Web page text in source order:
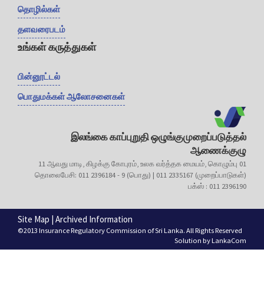
தொழில்கள்
தளவரைபடம்
உங்கள் கருத்துகள்
பின்னூட்டல்
பொதுமக்கள் ஆலோசனைகள்
இலங்கை காப்புறுதி ஒழுங்குமுறைப்படுத்தல்
ஆணைக்குழு
11 ஆவது மாடி, கிழக்கு கோபுரம், உலக வர்த்தக மையம், கொழும்பு 01
தொலைபேசி: 011 2396184 - 9 (பொது) | 011 2335167 (முறைப்பாடுகள்)
பக்ஸ் : 011 2396190
Site Map Archived Information
©2013 Insurance Regulatory Commission of Sri Lanka. All Rights Reserved
Solution byLankaCom